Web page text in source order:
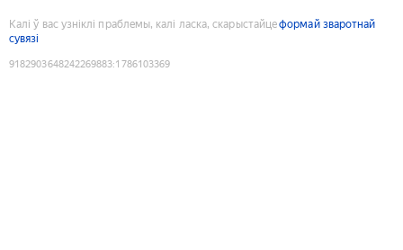
Калі ў вас узніклі праблемы, калі ласка, скарыстайцеформай зваротнай
сувязі
9182903648242269883:1786103369